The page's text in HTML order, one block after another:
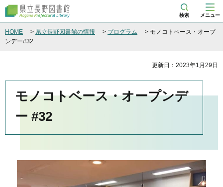
県立長野図書館
検索 メニュー
HOME > 県立長野図書館の情報 > プログラム
> モノコトベース・オープ
ンデー#32
更新日：2023年1月29日
モノコトベース・オープンデ
ー #32